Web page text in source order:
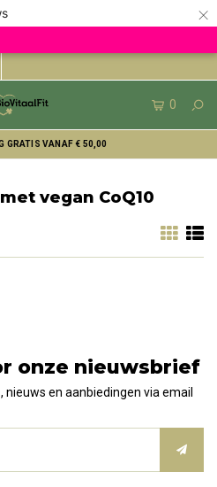
×
0
GRATIS VANAF € 50,00
vegan CoQ10
onze nieuwsbrief
en aanbiedingen via email